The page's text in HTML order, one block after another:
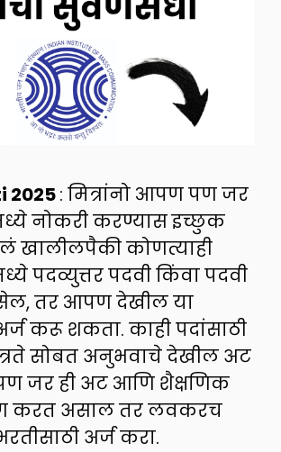
2025: मित्रांनो आपण पण जर
नोकरी करण्यास इच्छुक
खालीलपैकी कोणत्याही
पदव्युत्तर पदवी किंवा पदवी
तर आपण देखील या
करू शकता. काही पदांसाठी
सोबत अनुभवाचे देखील अट
जर ही अट आणि शैक्षणिक
करत असाल तर लवकरच
अर्ज करा.